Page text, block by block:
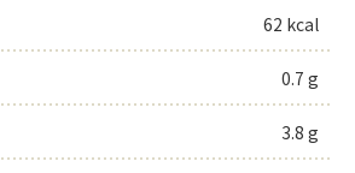
62 kcal
0.7 g
3.8 g